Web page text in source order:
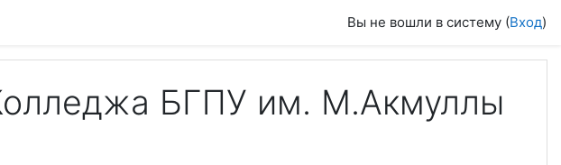
Вы не вошли в систему (Вход)
БГПУ им. М.Акмуллы